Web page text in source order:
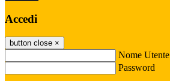
Accedi
button close ×
Nome Utente
Password